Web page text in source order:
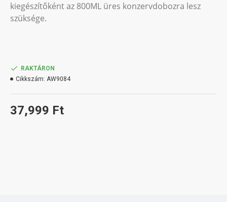
kiegészítőként az 800ML üres konzervdobozra lesz
szüksége.
37,999 Ft
RAKTÁRON
Cikkszám: AW9084